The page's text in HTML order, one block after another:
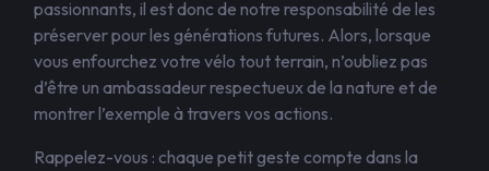
passionnants, il est donc de notre responsabilité de les
préserver pour les générations futures. Alors, lorsque
vous enfourchez votre vélo tout terrain, n’oubliez pas
d’être un ambassadeur respectueux de la nature et de
montrer l’exemple à travers vos actions.
Rappelez-vous : chaque petit geste compte dans la